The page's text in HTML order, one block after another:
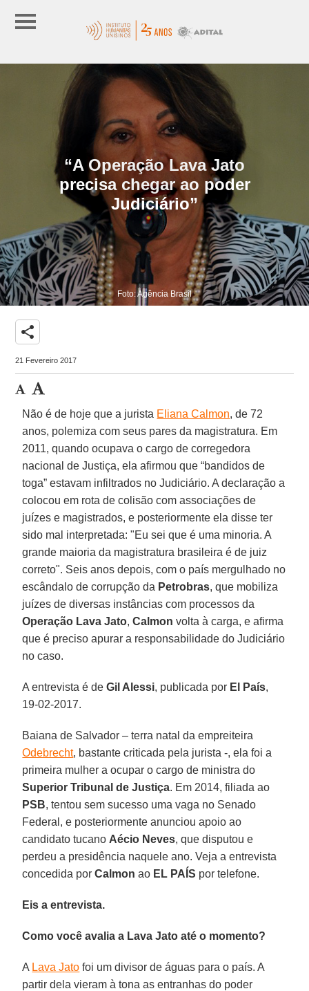
“A Operação Lava Jato
precisa chegar ao poder
Judiciário”
Foto: Agência Brasil
share
21 Fevereiro 2017
Não é de hoje que a jurista Eliana Calmon, de 72
anos, polemiza com seus pares da magistratura. Em
2011, quando ocupava o cargo de corregedora
nacional de Justiça, ela afirmou que “bandidos de
toga” estavam infiltrados no Judiciário. A declaração a
colocou em rota de colisão com associações de
juízes e magistrados, e posteriormente ela disse ter
sido mal interpretada: "Eu sei que é uma minoria. A
grande maioria da magistratura brasileira é de juiz
correto". Seis anos depois, com o país mergulhado no
escândalo de corrupção da Petrobras, que mobiliza
juízes de diversas instâncias com processos da
Operação Lava Jato,Calmon volta à carga, e afirma
que é preciso apurar a responsabilidade do Judiciário
no caso.
A entrevista é deGil Alessi, publicada por El País,
19-02-2017.
Baiana de Salvador – terra natal da empreiteira
Odebrecht, bastante criticada pela jurista -, ela foi a
primeira mulher a ocupar o cargo de ministra do
Superior Tribunal de Justiça. Em 2014, filiada ao
PSB, tentou sem sucesso uma vaga no Senado
Federal, e posteriormente anunciou apoio ao
candidato tucano Aécio Neves, que disputou e
perdeu a presidência naquele ano. Veja a entrevista
concedida porCalmon ao EL PAÍS por telefone.
Eis a entrevista.
Como você avalia a Lava Jato até o momento?
A Lava Jato foi um divisor de águas para o país. A
partir dela vieram à tona as entranhas do poder